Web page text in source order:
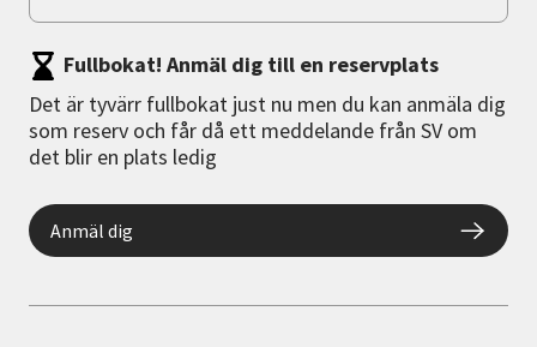
Fullbokat! Anmäl dig till en reservplats
Det är tyvärr fullbokat just nu men du kan anmäla dig
som reserv och får då ett meddelande från SV om
det blir en plats ledig
Anmäl dig